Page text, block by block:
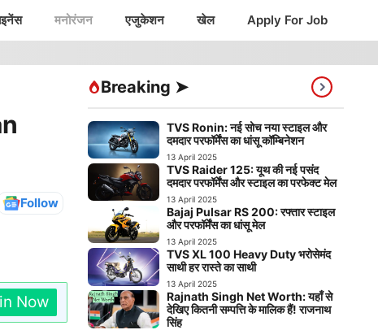
मनोरंजन एजुकेशन खेल Apply For Job
Follow
Now
Breaking ➤
TVS Ronin: नई सोच नया स्टाइल और
दमदार परफॉर्मेंस का धांसू कॉम्बिनेशन
13 April 2025
TVS Raider 125: यूथ की नई पसंद
दमदार परफॉर्मेंस और स्टाइल का परफेक्ट मेल
13 April 2025
Bajaj Pulsar RS 200: रफ्तार स्टाइल
और परफॉर्मेंस का धांसू मेल
13 April 2025
TVS XL 100 Heavy Duty भरोसेमंद
साथी हर रास्ते का साथी
13 April 2025
Rajnath Singh Net Worth: यहाँ से
देखिए कितनी सम्पत्ति के मालिक हैं! राजनाथ
सिंह